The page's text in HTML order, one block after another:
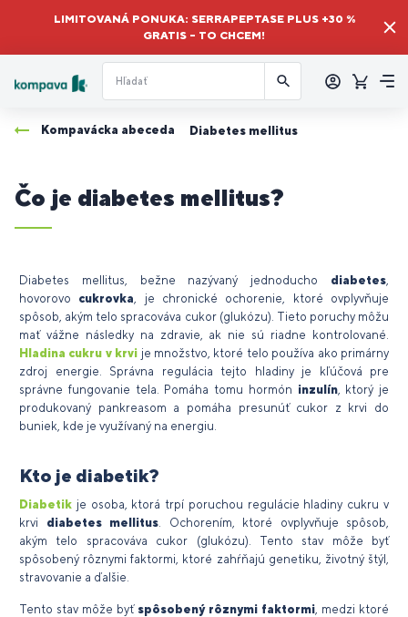
LIMITOVANÁ PONUKA: SERRAPEPTASE PLUS +30 %
GRATIS – TO CHCEM!
sa
Košík
Kompavácka abeceda Diabetes mellitus
Čo je diabetes mellitus?
Diabetes mellitus, bežne nazývaný jednoducho diabetes,
hovorovo cukrovka, je chronické ochorenie, ktoré ovplyvňuje
spôsob, akým telo spracováva cukor (glukózu). Tieto poruchy môžu
mať vážne následky na zdravie, ak nie sú riadne kontrolované.
Hladina cukru v krvi je množstvo, ktoré telo používa ako primárny
zdroj energie. Správna regulácia tejto hladiny je kľúčová pre
správne fungovanie tela. Pomáha tomu hormón inzulín, ktorý je
produkovaný pankreasom a pomáha presunúť cukor z krvi do
buniek, kde je využívaný na energiu.
Kto je diabetik?
Diabetik je osoba, ktorá trpí poruchou regulácie hladiny cukru v
krvi diabetes mellitus. Ochorením, ktoré ovplyvňuje spôsob,
akým telo spracováva cukor (glukózu). Tento stav môže byť
spôsobený rôznymi faktormi, ktoré zahŕňajú genetiku, životný štýl,
stravovanie a ďalšie.
Tento stav môže byť spôsobený rôznymi faktormi, medzi ktoré